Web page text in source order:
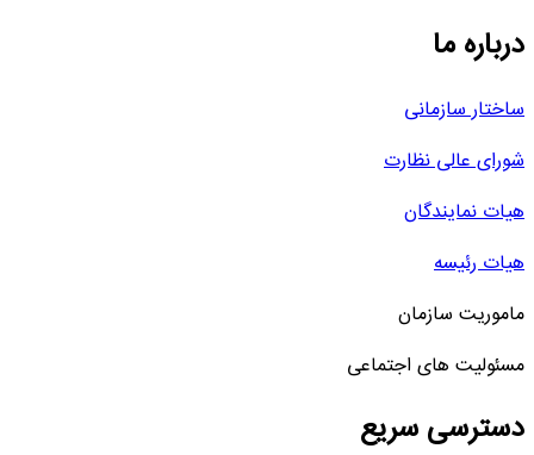
درباره ما
ساختار سازمانی
شورای عالی نظارت
هیات نمایندگان
هیات رئیسه
ماموریت سازمان
مسئولیت های اجتماعی
دسترسی سریع